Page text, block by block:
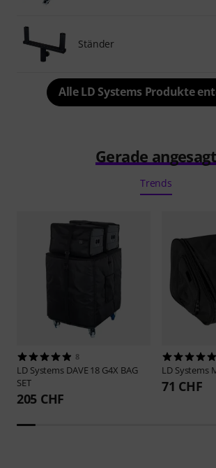
Ständer
Alle LD Systems Produkte
Gerade angesagt
Trends
8
LD Systems DAVE 18 G4X BAG
SET
205 CHF
LD Systems
71 CHF